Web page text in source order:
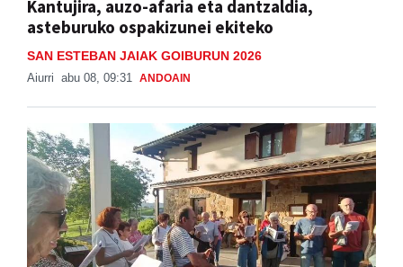
Kantujira, auzo-afaria eta dantzaldia,
asteburuko ospakizunei ekiteko
SAN ESTEBAN JAIAK GOIBURUN 2026
Aiurri abu 08, 09:31 ANDOAIN